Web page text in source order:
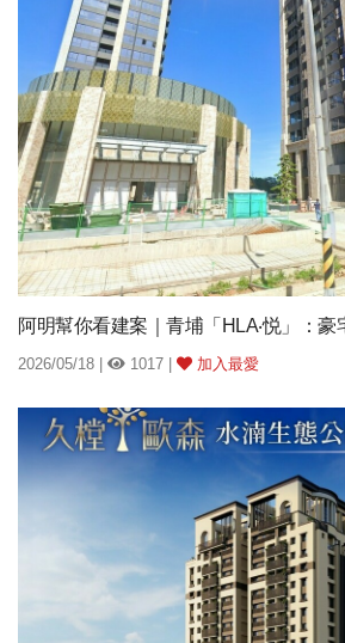
阿明幫你看建案｜青埔「HLA‧悦」：豪
2026/05/18 | 1017 | 加入最愛